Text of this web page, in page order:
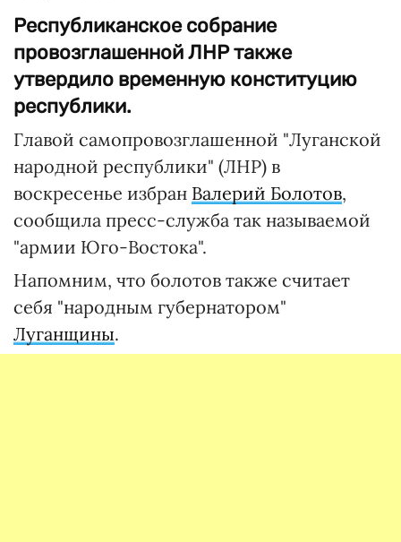
Республиканское собрание
провозглашенной ЛНР также
утвердило временную конституцию
республики.
Главой самопровозглашенной "Луганской
народной республики" (ЛНР) в
воскресенье избран Валерий Болотов,
сообщила пресс-служба так называемой
"армии Юго-Востока".
Напомним, что болотов также считает
себя "народным губернатором"
Луганщины.